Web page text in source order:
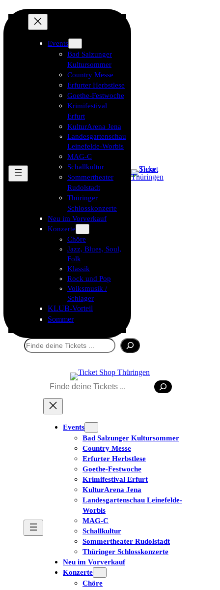
Events
Bad Salzunger
Kultursommer
Country Messe
Erfurter Herbstlese
Goethe-Festwoche
Krimifestival
Erfurt
KulturArena Jena
Landesgartenschau
Leinefelde-Worbis
MAG-C
Schallkultur
Sommertheater
Rudolstadt
Thüringer
Schlosskonzerte
Neu im Vorverkauf
Konzerte
Chöre
Jazz, Blues, Soul,
Folk
Klassik
Rock und Pop
Volksmusik /
Schlager
KLUB-Vorteil
Sommer
Suchen
Suchen
Events
Bad Salzunger Kultursommer
Country Messe
Erfurter Herbstlese
Goethe-Festwoche
Krimifestival Erfurt
KulturArena Jena
Landesgartenschau Leinefelde-
Worbis
MAG-C
Schallkultur
Sommertheater Rudolstadt
Thüringer Schlosskonzerte
Neu im Vorverkauf
Konzerte
Chöre